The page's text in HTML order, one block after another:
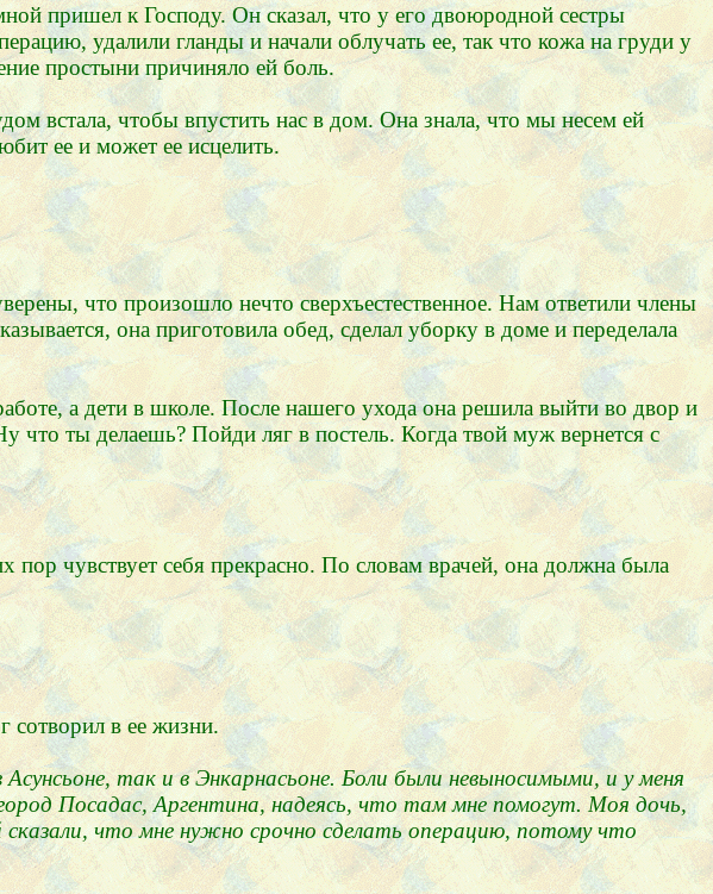
пришел к Господу. Он сказал, что у его двоюродной сестры
удалили гланды и начали облучать ее, так что кожа на груди у
простыни причиняло ей боль.
встала, чтобы впустить нас в дом. Она знала, что мы несем ей
ее и может ее исцелить.
что произошло нечто сверхъестественное. Нам ответили члены
она приготовила обед, сделал уборку в доме и переделала
а дети в школе. После нашего ухода она решила выйти во двор и
что ты делаешь? Пойди ляг в постель. Когда твой муж вернется с
чувствует себя прекрасно. По словам врачей, она должна была
сотворил в ее жизни.
так и в Энкарнасьоне. Боли были невыносимыми, и у меня
Посадас, Аргентина, надеясь, что там мне помогут. Моя дочь,
что мне нужно срочно сделать операцию, потому что